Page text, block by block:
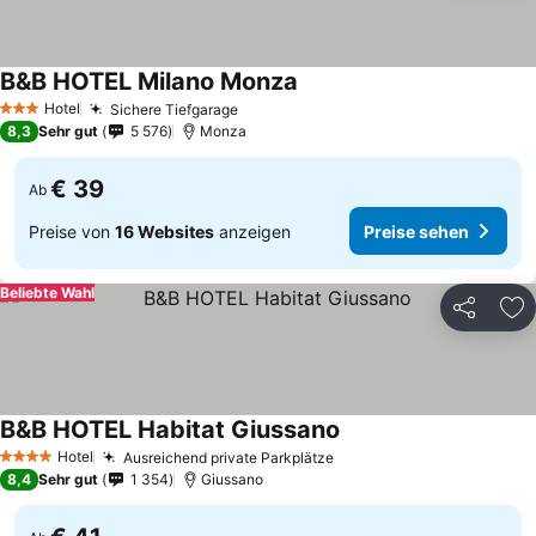
3 SterneHotel Sichere Tiefgarage
B&B HOTEL Milano Monza
8,3 Sehr gut 5 576 Monza
Ab € 39
Preise von 16 Websites anzeigen Preise sehen
Teilen
Beliebte Wahl
4 Sterne Hotel Ausreichend private Parkplätze
B&B HOTEL Habitat Giussano
8,4 Sehr gut 1 354 Giussano